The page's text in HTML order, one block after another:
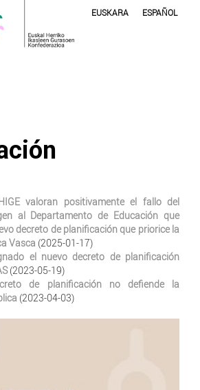
EUSKARA ESPAÑOL
valoran positivamente el fallo del
al Departamento de Educación que
decreto de planificación que priorice la
Vasca (2025-01-17)
el nuevo decreto de planificación
(2023-05-19)
de planificación no defiende la
(2023-04-03)